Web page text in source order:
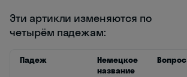
Эти артикли изменяются по
четырём падежам:
Падеж
Немецкое
название
Вопрос